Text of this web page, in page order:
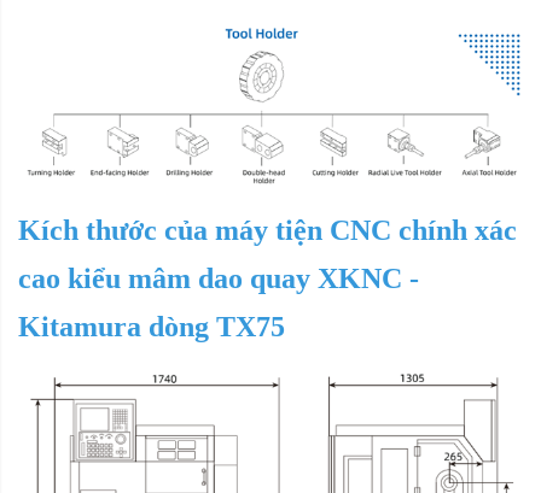
Kích thước của máy tiện CNC chính xác
cao kiểu mâm dao quay XKNC -
Kitamura dòng TX75